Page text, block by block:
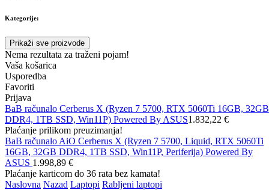
Kategorije:
Prikaži sve proizvode
Nema rezultata za traženi pojam!
Vaša košarica
Usporedba
Favoriti
Prijava
BaB računalo Cerberus X (Ryzen 7 5700, RTX 5060Ti 16GB, 32GB
DDR4, 1TB SSD, Win11P) Powered By ASUS1.832,22 €
Plaćanje prilikom preuzimanja!
BaB računalo AiO Cerberus X (Ryzen 7 5700, Liquid, RTX 5060Ti
16GB, 32GB DDR4, 1TB SSD, Win11P, Periferija) Powered By
ASUS 1.998,89 €
Plaćanje karticom do 36 rata bez kamata!
Naslovna Nazad Laptopi Rabljeni laptopi